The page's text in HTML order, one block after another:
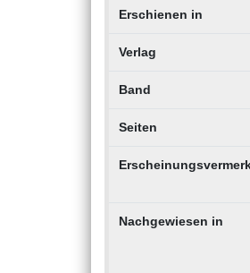
Erschienen in
Verlag
Band
Seiten
Nachgewiesen in